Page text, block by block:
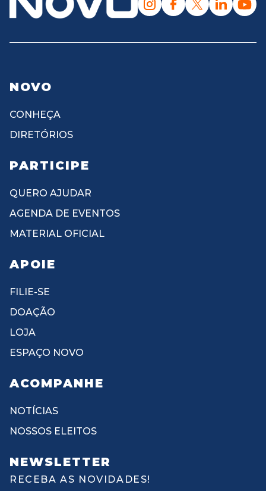
NOVO
CONHEÇA
DIRETÓRIOS
PARTICIPE
QUERO AJUDAR
AGENDA DE EVENTOS
MATERIAL OFICIAL
APOIE
FILIE-SE
DOAÇÃO
LOJA
ESPAÇO NOVO
ACOMPANHE
NOTÍCIAS
NOSSOS ELEITOS
NEWSLETTER
RECEBA AS NOVIDADES!